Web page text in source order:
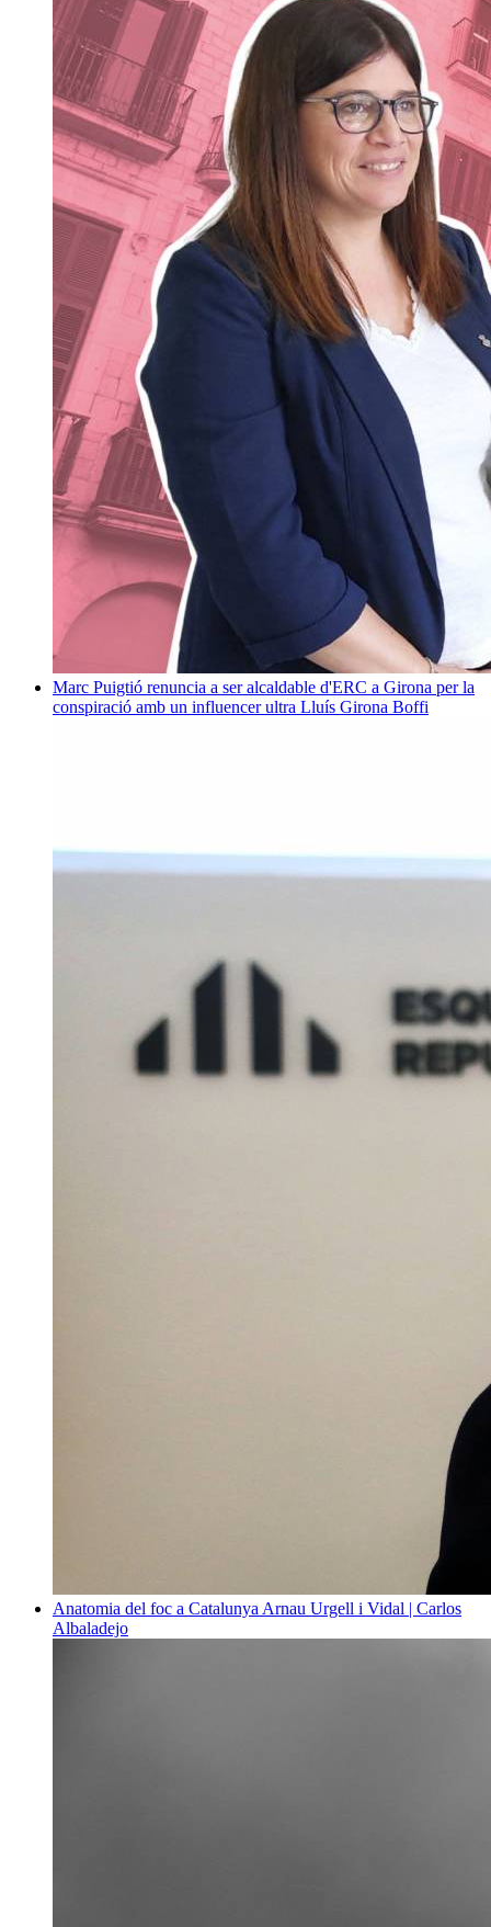
Marc Puigtió renuncia a ser alcaldable d'ERC a Girona per la
conspiració amb un influencer ultra Lluís Girona Boffi
Anatomia del foc a Catalunya Arnau Urgell i Vidal | Carlos
Albaladejo